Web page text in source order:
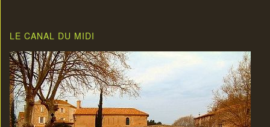
LE CANAL DU MIDI